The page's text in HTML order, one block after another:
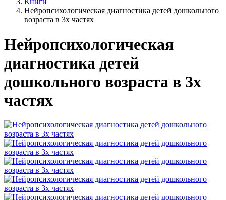
Нейропсихологическая диагностика детей дошкольного
возраста в 3х частях
Нейропсихологическая
диагностика детей
дошкольного возраста в 3х
частях